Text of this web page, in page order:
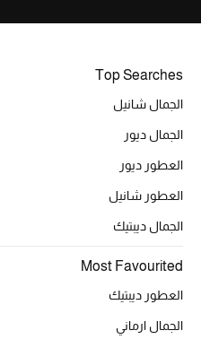
خصومات
الموسم الجديد
حصريًا عبر الإنترنت
جميع إصدارتنا النسائية
الحب للمحلي
Top Searches
الجمال شانيل
الجمال ديور
العطور ديور
العطور شانيل
الجمال ديبتيك
Most Favourited
العطور ديبتيك
الجمال ارماني